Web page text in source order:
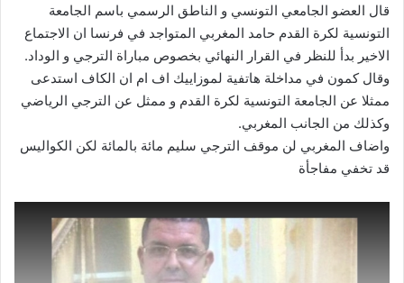
قال العضو الجامعي التونسي و الناطق الرسمي باسم الجامعة
التونسية لكرة القدم حامد المغربي المتواجد في فرنسا ان الاجتماع
الاخير بدأ للنظر في القرار النهائي بخصوص مباراة الترجي و الوداد.
وقال كمون في مداخلة هاتفية لموزاييك اف ام ان الكاف استدعى
ممثلا عن الجامعة التونسية لكرة القدم و ممثل عن الترجي الرياضي
وكذلك من الجانب المغربي.
واضاف المغربي لن موقف الترجي سليم مائة بالمائة لكن الكواليس
قد تخفي مفاجأة